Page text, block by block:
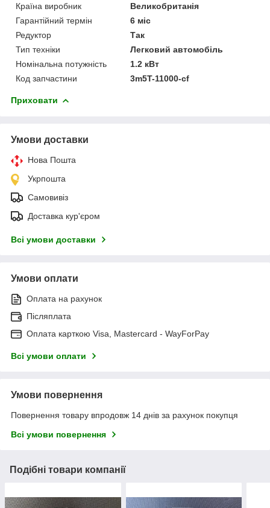
Країна виробник
Великобританія
Гарантійний термін
6 міс
Редуктор
Так
Тип техніки
Легковий автомобіль
Номінальна потужність
1.2 кВт
Код запчастини
3m5T-11000-cf
Приховати
Умови доставки
Нова Пошта
Укрпошта
Самовивіз
Доставка кур'єром
Всі умови доставки
Умови оплати
Оплата на рахунок
Післяплата
Оплата карткою Visa, Mastercard - WayForPay
Всі умови оплати
Умови повернення
Повернення товару впродовж 14 днів за рахунок покупця
Всі умови повернення
Подібні товари компанії